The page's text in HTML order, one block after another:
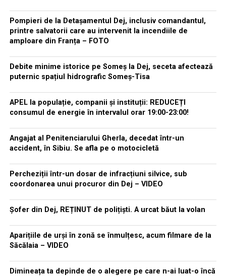
Pompieri de la Detașamentul Dej, inclusiv comandantul,
printre salvatorii care au intervenit la incendiile de
amploare din Franța – FOTO
Debite minime istorice pe Someș la Dej, seceta afectează
puternic spațiul hidrografic Someș-Tisa
APEL la populație, companii și instituții: REDUCEȚI
consumul de energie în intervalul orar 19:00-23:00!
Angajat al Penitenciarului Gherla, decedat într-un
accident, în Sibiu. Se afla pe o motocicletă
Percheziții într-un dosar de infracțiuni silvice, sub
coordonarea unui procuror din Dej – VIDEO
Șofer din Dej, REȚINUT de polițiști. A urcat băut la volan
Aparițiile de urși în zonă se înmulțesc, acum filmare de la
Săcălaia – VIDEO
Dimineața ta depinde de o alegere pe care n-ai luat-o încă